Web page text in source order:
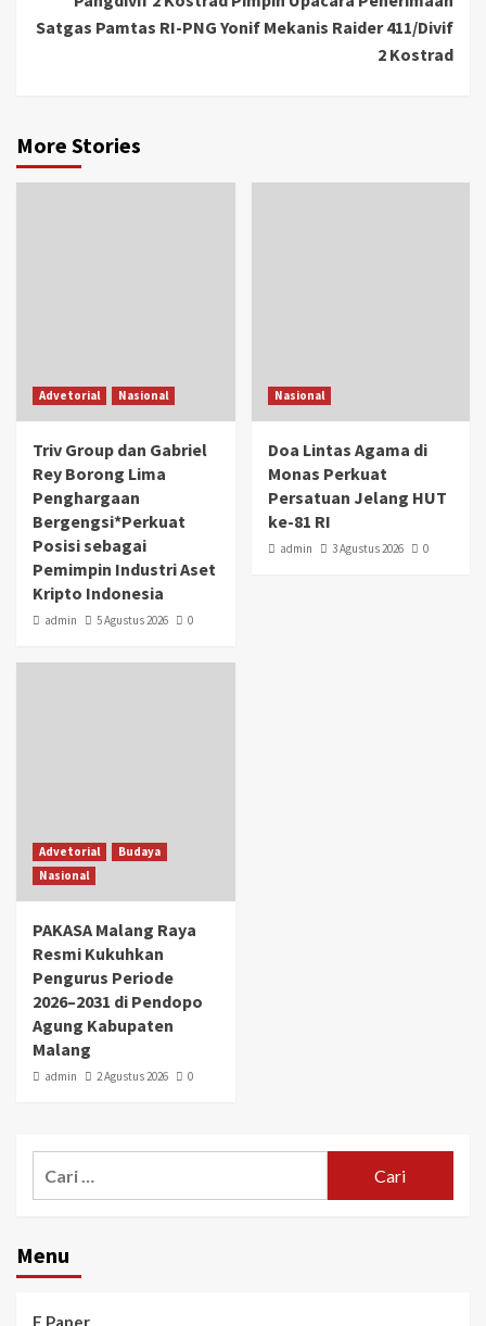
Satgas Pamtas RI-PNG Yonif Mekanis Raider 411/Divif
2 Kostrad
More Stories
Advetorial Nasional
Triv Group dan Gabriel
Rey Borong Lima
Penghargaan
Bergengsi*Perkuat
Posisi sebagai
Pemimpin Industri Aset
Kripto Indonesia
admin 5 Agustus 2026 0
Nasional
Doa Lintas Agama di
Monas Perkuat
Persatuan Jelang HUT
ke-81 RI
admin 3 Agustus 2026 0
Advetorial
Budaya
Nasional
PAKASA Malang Raya
Resmi Kukuhkan
Pengurus Periode
2026–2031 di Pendopo
Agung Kabupaten
Malang
admin 2 Agustus 2026 0
Menu
E Paper